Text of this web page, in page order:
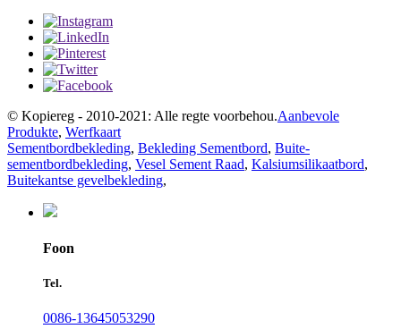
© Kopiereg - 2010-2021: Alle regte voorbehou.Aanbevole
Produkte, Werfkaart
Sementbordbekleding, Bekleding Sementbord, Buite-
sementbordbekleding, Vesel Sement Raad, Kalsiumsilikaatbord,
Buitekantse gevelbekleding,
Foon
Tel.
0086-13645053290